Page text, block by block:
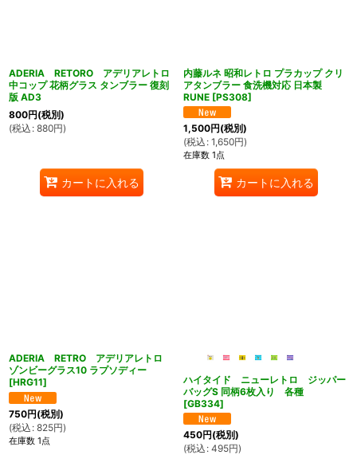
ADERIA RETORO アデリアレトロ
中コップ 花柄グラス タンブラー 復刻
版 AD3
800円(税別)
(税込 : 880円)
カートに入れる
内藤ルネ 昭和レトロ プラカップ クリ
アタンブラー 食洗機対応 日本製
RUNE [PS308]
1,500円(税別)
(税込 : 1,650円)
在庫数 1点
カートに入れる
ADERIA RETRO アデリアレトロ
ゾンビーグラス10 ラプソディー
[HRG11]
750円(税別)
(税込 : 825円)
在庫数 1点
ハイタイド ニューレトロ ジッパー
バッグS 同柄6枚入り 各種
[GB334]
450円(税別)
(税込 : 495円)